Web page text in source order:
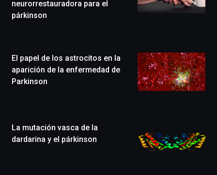
Zientzia
festival
que
llenará
exposiciones,
conferencias,
neurorrestauradora para el
párkinson
El papel de los astrocitos en la
aparición de la enfermedad de
Parkinson
La mutación vasca de la
dardarina y el párkinson